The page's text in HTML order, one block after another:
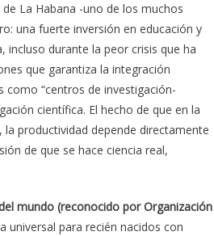
La Habana -uno de los muchos
una fuerte inversión en educación y
incluso durante la peor crisis que ha
que garantiza la integración
“centros de investigación-
científica. El hecho de que en la
productividad depende directamente
de que se hace ciencia real,
mundo (reconocido por Organización
universal para recién nacidos con